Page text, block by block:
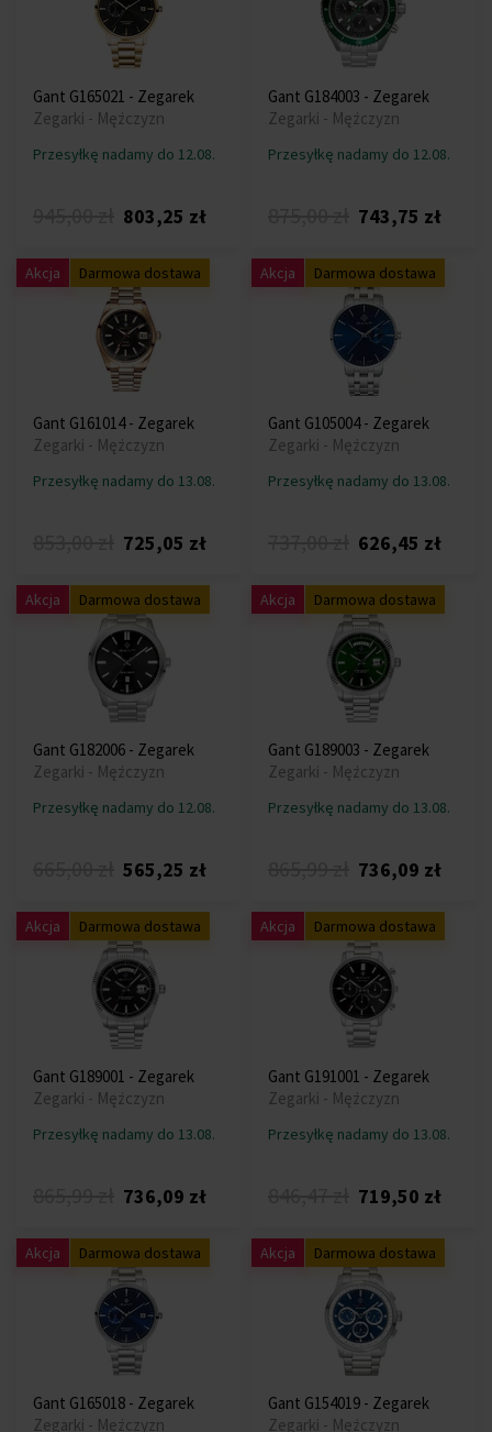
Gant G165021 - Zegarek
Zegarki - Mężczyzn
Przesyłkę nadamy do 12.08.
803,25 zł
Gant G184003 - Zegarek
Zegarki - Mężczyzn
Przesyłkę nadamy do 12.08.
743,75 zł
Akcja Darmowa dostawa
Gant G161014 - Zegarek
Zegarki - Mężczyzn
Przesyłkę nadamy do 13.08.
725,05 zł
Akcja Darmowa dostawa
Gant G105004 - Zegarek
Zegarki - Mężczyzn
Przesyłkę nadamy do 13.08.
626,45 zł
Akcja Darmowa dostawa
Gant G182006 - Zegarek
Zegarki - Mężczyzn
Przesyłkę nadamy do 12.08.
565,25 zł
Akcja Darmowa dostawa
Gant G189003 - Zegarek
Zegarki - Mężczyzn
Przesyłkę nadamy do 13.08.
736,09 zł
Akcja Darmowa dostawa
Gant G189001 - Zegarek
Zegarki - Mężczyzn
Przesyłkę nadamy do 13.08.
736,09 zł
Akcja Darmowa dostawa
Gant G191001 - Zegarek
Zegarki - Mężczyzn
Przesyłkę nadamy do 13.08.
719,50 zł
Akcja Darmowa dostawa
Gant G165018 - Zegarek
Zegarki - Mężczyzn
Akcja Darmowa dostawa
Gant G154019 - Zegarek
Zegarki - Mężczyzn